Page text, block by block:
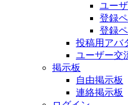
ユー
登録
登録
投稿用アバ
ユーザー交
掲示板
自由掲示板
連絡掲示板